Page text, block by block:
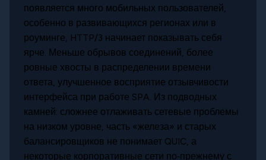
появляется много мобильных пользователей,
особенно в развивающихся регионах или в
роуминге, HTTP/3 начинает показывать себя
ярче. Меньше обрывов соединений, более
ровные хвосты в распределении времени
ответа, улучшенное восприятие отзывчивости
интерфейса при работе SPA. Из подводных
камней: сложнее отлаживать сетевые проблемы
на низком уровне, часть «железа» и старых
балансировщиков не понимает QUIC, а
некоторые корпоративные сети по‑прежнему с